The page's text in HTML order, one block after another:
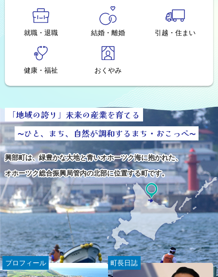
2026年7月17日
納税管理人の申告について
2026年7月15日
令和8年度採用興部町職員（消防職員）の公募について
興部町空き家・空き地情報バンクの空き家情報を更新しました
2026年7月6日 お知らせ
建設工事入札結果について
2026年7月6日 お知らせ
脳ドック検診
2026年7月1日 お知らせ
地域包括支援センターは高齢の方の総合相談窓口です
2026年6月19日 お知らせ
町内小中学校での留守番電話の運用について
2026年6月13日 お知らせ
消防署からのお知らせ
就職・退職 結婚・離婚 引越・住まい
健康・福祉 おくやみ
ト
プ
に
戻
る
「地域の誇り」未来の産業を育てる
〜ひと、まち、自然が調和するまち・おこっぺ〜
興部町は、緑豊かな大地と青いオホーツク海に抱かれた、
オホーツク総合振興局管内の北部に位置する町です。
プロフィール 町長日誌